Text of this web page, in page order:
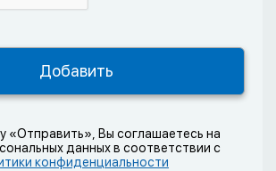
«Отправить», Вы соглашаетесь на
данных в соответствии с
конфиденциальности